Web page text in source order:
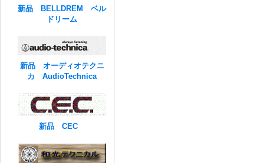
新品 BELLDREM ベル
ドリーム
新品 オーディオテクニ
カ AudioTechnica
新品 CEC